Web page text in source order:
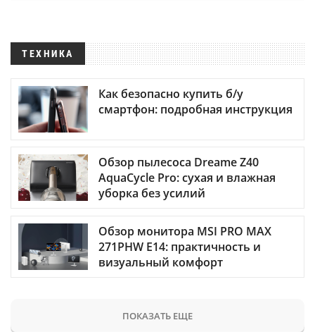
ТЕХНИКА
Как безопасно купить б/у
смартфон: подробная инструкция
Обзор пылесоса Dreame Z40
AquaCycle Pro: сухая и влажная
уборка без усилий
Обзор монитора MSI PRO MAX
271PHW E14: практичность и
визуальный комфорт
ПОКАЗАТЬ ЕЩЕ